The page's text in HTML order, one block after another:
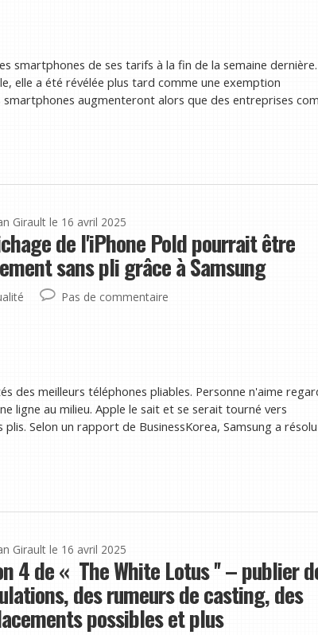
smartphones de ses tarifs à la fin de la semaine dernière.
elle a été révélée plus tard comme une exemption
augmenteront alors que des entreprises
Girault le 16 avril 2025
de l'iPhone Pold pourrait être
sans pli grâce à Samsung
Pas de commentaire
des meilleurs téléphones pliables. Personne n'aime
ligne au milieu. Apple le sait et se serait tourné vers
Selon un rapport de BusinessKorea, Samsung a
Girault le 16 avril 2025
4 de « The White Lotus '' – publier
des rumeurs de casting, des
possibles et plus